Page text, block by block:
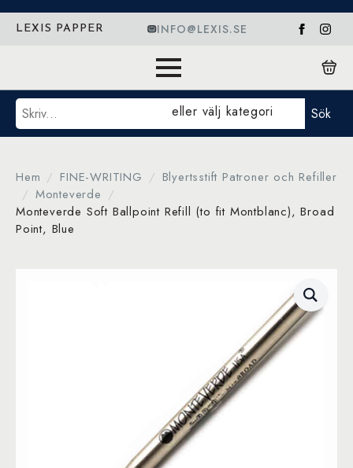
LEXIS PAPPER INFO@LEXIS.SE
Sök eller välj kategori Sök
Hem FINE-WRITING
Blyertsstift Patroner och Refiller
Monteverde
Monteverde Soft Ballpoint Refill (to fit Montblanc), Broad
Point, Blue